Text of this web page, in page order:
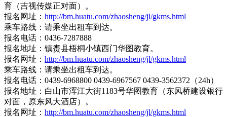
育（吉视传媒正对面）。
报名网址： http://bm.huatu.com/zhaosheng/jl/gkms.html
乘车路线：请乘坐出租车到达。
报名电话：0436-7287888
报名地址：镇赉县梧桐小镇西门华图教育。
报名网址： http://bm.huatu.com/zhaosheng/jl/gkms.html
乘车路线：请乘坐出租车到达。
报名电话：0439-6968800 0439-6967567 0439-3562372（24h）
报名地址：白山市浑江大街1183号华图教育（东风桥建设银行
对面，原东风大酒店）。
报名网址： http://bm.huatu.com/zhaosheng/jl/gkms.html